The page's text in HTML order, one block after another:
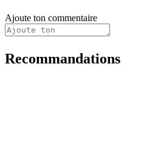
Ajoute ton commentaire
Recommandations